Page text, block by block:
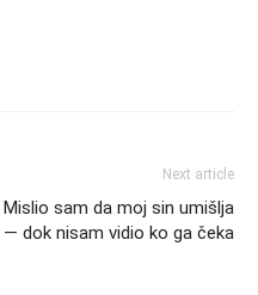
Next article
Mislio sam da moj sin umišlja
— dok nisam vidio ko ga čeka